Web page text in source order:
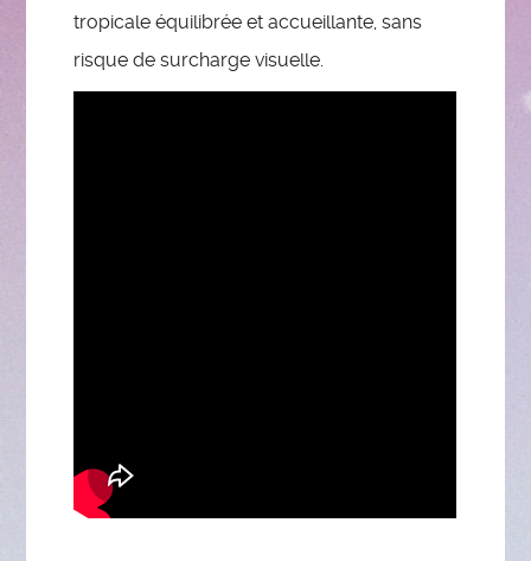
tropicale équilibrée et accueillante, sans
risque de surcharge visuelle.